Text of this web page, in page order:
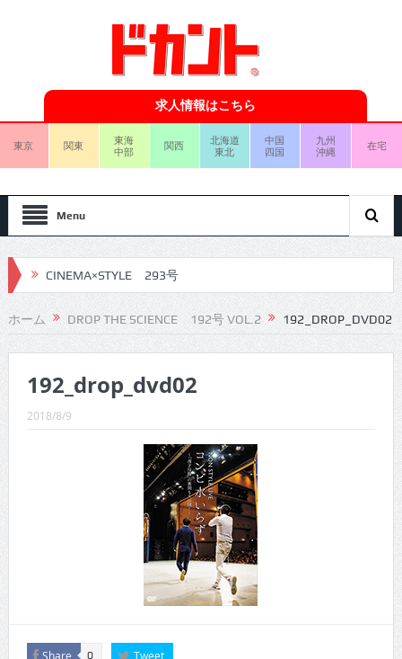
求人情報はこちら
東京 関東
東海
中部
関西
北海道
東北
中国
四国
九州
沖縄
在宅
Menu
CINEMA×STYLE 293号
CINEMA×STYLE 292号
CINEMA×STYLE 291号
CINEMA×STYLE 290号
CINEMA×STYLE 289号
CINEMA×STYLE 288号
CINEMA×STYLE 287号
CINEMA×STYLE 286号
CINEMA×STYLE 285号
CINEMA×STYLE 294号
ホーム DROP THE SCIENCE 192号 VOL.2 192_DROP_DVD02
192_drop_dvd02
2018/8/9
Share 0 Tweet